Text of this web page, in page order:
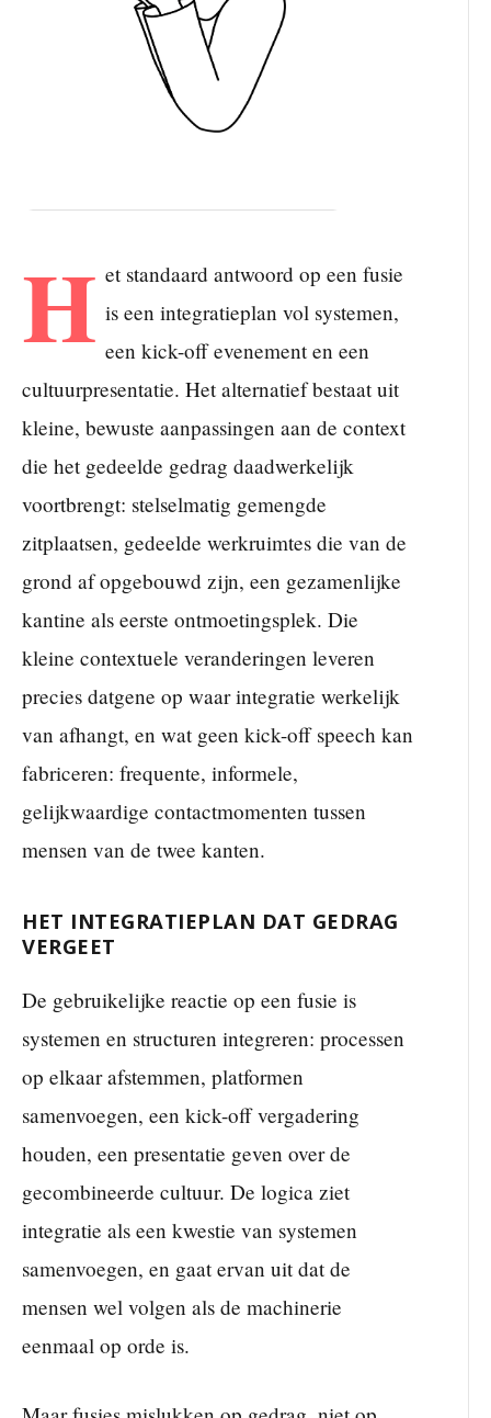
H et standaard antwoord op een fusie
is een integratieplan vol systemen,
een kick-off evenement en een
cultuurpresentatie. Het alternatief bestaat uit
kleine, bewuste aanpassingen aan de context
die het gedeelde gedrag daadwerkelijk
voortbrengt: stelselmatig gemengde
zitplaatsen, gedeelde werkruimtes die van de
grond af opgebouwd zijn, een gezamenlijke
kantine als eerste ontmoetingsplek. Die
kleine contextuele veranderingen leveren
precies datgene op waar integratie werkelijk
van afhangt, en wat geen kick-off speech kan
fabriceren: frequente, informele,
gelijkwaardige contactmomenten tussen
mensen van de twee kanten.
HET INTEGRATIEPLAN DAT GEDRAG
VERGEET
De gebruikelijke reactie op een fusie is
systemen en structuren integreren: processen
op elkaar afstemmen, platformen
samenvoegen, een kick-off vergadering
houden, een presentatie geven over de
gecombineerde cultuur. De logica ziet
integratie als een kwestie van systemen
samenvoegen, en gaat ervan uit dat de
mensen wel volgen als de machinerie
eenmaal op orde is.